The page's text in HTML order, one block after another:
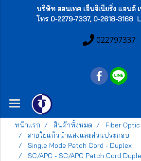
บริษัท ออนเทค เอ็นจิเนียริ่ง แอนด์
โทร 0-2279-7337, 0-2618-3168
022797337
หน้าแรก สินค้าทั้งหมด
Fiber
สายใยแก้วนำแสงและส่วนประกอบ
Single Mode Patch Cord - Duplex
SC/APC - SC/APC Patch Cord